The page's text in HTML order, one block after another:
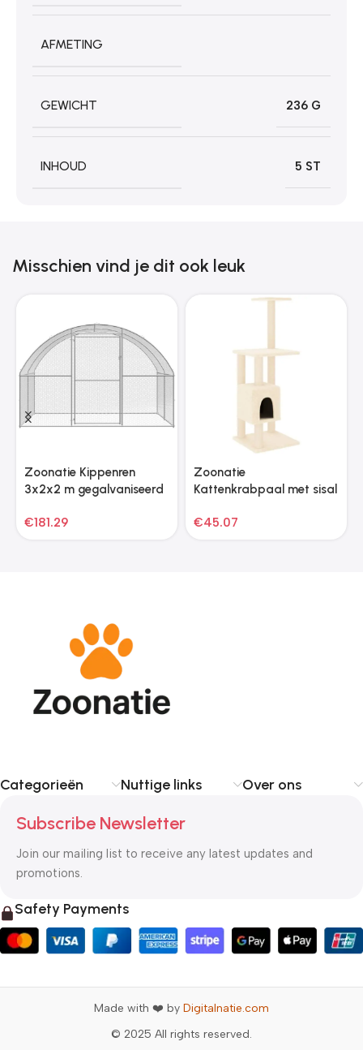
AFMETING
GEWICHT 236 G
INHOUD 5 ST
Misschien vind je dit ook leuk
Zoonatie Kippenren
3x2x2 m gegalvaniseerd
€181.29
Zoonatie
Kattenkrabpaal met sisal
crèmekleurig
€45.07
Categorieën Nuttige links Over ons
Subscribe Newsletter
Join our mailing list to receive any latest updates and
promotions.
Safety Payments
Made with ❤️ by Digitalnatie.com
© 2025 All rights reserved.